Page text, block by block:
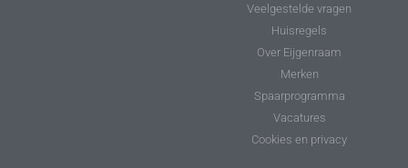
Veelgestelde vragen
Huisregels
Over Eijgenraam
Merken
Spaarprogramma
Vacatures
Cookies en privacy